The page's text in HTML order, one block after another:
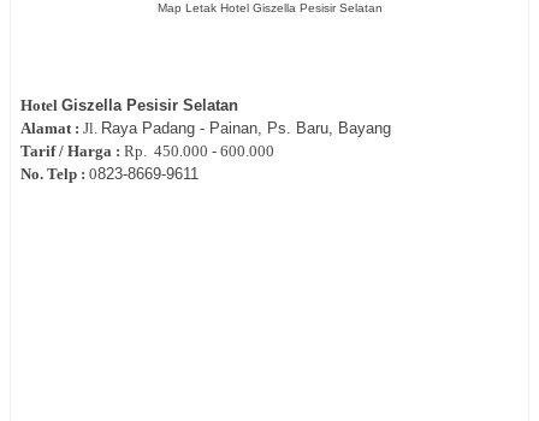
Map Letak Hotel Giszella Pesisir Selatan
Hotel Giszella Pesisir Selatan
Alamat : Jl. Raya Padang - Painan, Ps. Baru, Bayang
Tarif / Harga : Rp.
450.000 - 600.000
No. Telp : 0823-8669-9611